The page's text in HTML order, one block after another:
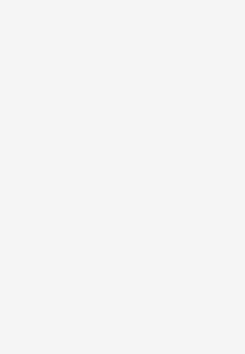
Begeleiden en behandelen
over 4 Begeleiden en behandelen
afwijkende lengtegroei
over 6 Totstandkoming